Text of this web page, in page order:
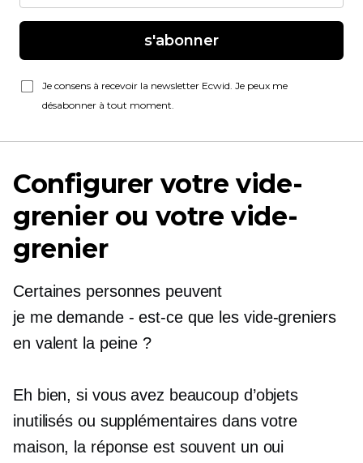
s'abonner
Je consens à recevoir la newsletter Ecwid. Je peux me
désabonner à tout moment.
Configurer votre vide-
grenier ou votre vide-
grenier
Certaines personnes peuvent
je me demande - est-ce que les vide-greniers
en valent la peine ?
Eh bien, si vous avez beaucoup d’objets
inutilisés ou supplémentaires dans votre
maison, la réponse est souvent un oui